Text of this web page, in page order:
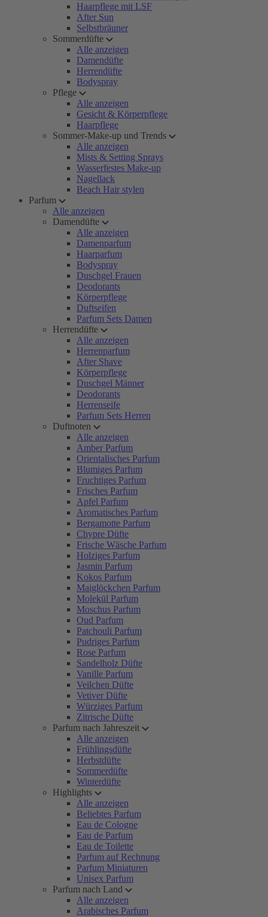
Haarpflege mit LSF
After Sun
Selbstbräuner
Sommerdüfte
Alle anzeigen
Damendüfte
Herrendüfte
Bodyspray
Pflege
Alle anzeigen
Gesicht & Körperpflege
Haarpflege
Sommer-Make-up und Trends
Alle anzeigen
Mists & Setting Sprays
Wasserfestes Make-up
Nagellack
Beach Hair stylen
Parfum
Alle anzeigen
Damendüfte
Alle anzeigen
Damenparfum
Haarparfum
Bodyspray
Duschgel Frauen
Deodorants
Körperpflege
Duftseifen
Parfum Sets Damen
Herrendüfte
Alle anzeigen
Herrenparfum
After Shave
Körperpflege
Duschgel Männer
Deodorants
Herrenseife
Parfum Sets Herren
Duftnoten
Alle anzeigen
Amber Parfum
Orientalisches Parfum
Blumiges Parfum
Fruchtiges Parfum
Frisches Parfum
Apfel Parfum
Aromatisches Parfum
Bergamotte Parfum
Chypre Düfte
Frische Wäsche Parfum
Holziges Parfum
Jasmin Parfum
Kokos Parfum
Maiglöckchen Parfum
Molekül Parfum
Moschus Parfum
Oud Parfum
Patchouli Parfum
Pudriges Parfum
Rose Parfum
Sandelholz Düfte
Vanille Parfum
Veilchen Düfte
Vetiver Düfte
Würziges Parfum
Zitrische Düfte
Parfum nach Jahreszeit
Alle anzeigen
Frühlingsdüfte
Herbstdüfte
Sommerdüfte
Winterdüfte
Highlights
Alle anzeigen
Beliebtes Parfum
Eau de Cologne
Eau de Parfum
Eau de Toilette
Parfum auf Rechnung
Parfum Miniaturen
Unisex Parfum
Parfum nach Land
Alle anzeigen
Arabisches Parfum